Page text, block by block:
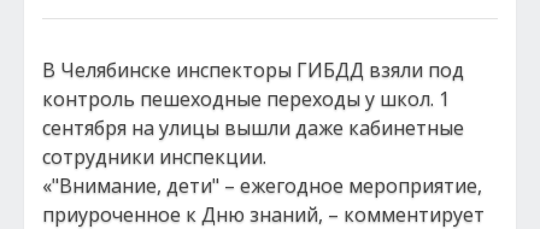
В Челябинске инспекторы ГИБДД взяли под
контроль пешеходные переходы у школ. 1
сентября на улицы вышли даже кабинетные
сотрудники инспекции.
«"Внимание, дети" – ежегодное мероприятие,
приуроченное к Дню знаний, – комментирует